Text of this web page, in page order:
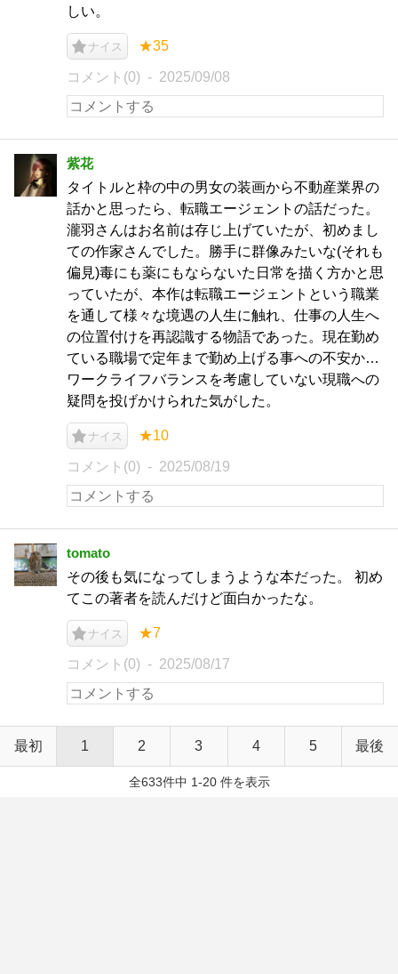
しい。
ナイス ★35
コメント(0) 2025/09/08
紫花
タイトルと枠の中の男女の装画から不動産業界の
話かと思ったら、転職エージェントの話だった。
瀧羽さんはお名前は存じ上げていたが、初めまし
ての作家さんでした。勝手に群像みたいな(それも
偏見)毒にも薬にもならないた日常を描く方かと思
っていたが、本作は転職エージェントという職業
を通して様々な境遇の人生に触れ、仕事の人生へ
の位置付けを再認識する物語であった。現在勤め
ている職場で定年まで勤め上げる事への不安か…
ワークライフバランスを考慮していない現職への
疑問を投げかけられた気がした。
ナイス ★10
コメント(0) 2025/08/19
tomato
その後も気になってしまうような本だった。 初め
てこの著者を読んだけど面白かったな。
ナイス ★7
コメント(0) 2025/08/17
最初 1 2 3 4 5 最後
全633件中 1-20 件を表示